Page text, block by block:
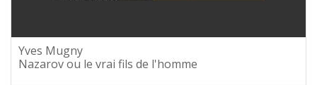
Yves Mugny
Nazarov ou le vrai fils de l'homme